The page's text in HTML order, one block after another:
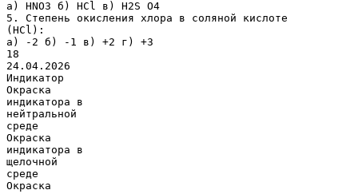
а) HNO3 б) HCl в) Н2S О4
5. Степень окисления хлора в соляной кислоте
(НCl):
а) -2 б) -1 в) +2 г) +3
18
24.04.2026
Индикатор
Окраска
индикатора в
нейтральной
среде
Окраска
индикатора в
щелочной
среде
Окраска